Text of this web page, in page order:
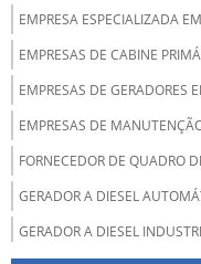
EMPRESA ESPECIALIZADA
EMPRESAS DE CABINE
EMPRESAS DE GERADORES
EMPRESAS DE
FORNECEDOR DE QUADRO
GERADOR A DIESEL
GERADOR A DIESEL